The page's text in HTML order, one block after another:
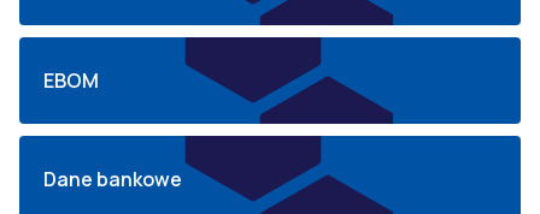
EBOM
Dane bankowe